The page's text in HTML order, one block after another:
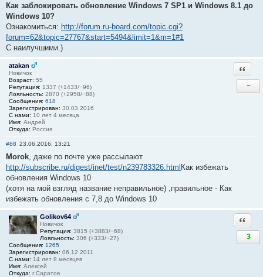
Как заблокировать обновление Windows 7 SP1 и Windows 8.1 до
Windows 10?
Ознакомиться: http://forum.ru-board.com/topic.cgi?
forum=62&topic=27767&start=5494&limit=1&m=1#1
С наилучшими.)
atakan
Новичок
Возраст: 55
Репутация: 1337 (+1433/−96)
Лояльность: 2870 (+2958/−88)
Сообщения: 618
Зарегистрирован: 30.03.2016
С нами: 10 лет 4 месяца
Имя: Андрей
Откуда: Россия
−
#88 23.06.2016, 13:21
Morok , даже по почте уже рассылают
http://subscribe.ru/digest/inet/test/n239783326.html Как избежать
обновления Windows 10
(хотя на мой взгляд название неправильное) ,правильное - Как
избежать обновления с 7,8 до Windows 10
Golikov64
Новичок
Репутация: 3815 (+3883/−68)
Лояльность: 306 (+333/−27)
Сообщения: 1265
Зарегистрирован: 06.12.2011
С нами: 14 лет 8 месяцев
Имя: Алексей
Откуда: г.Саратов
3